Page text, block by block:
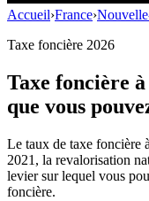
Accueil›France›
Taxe foncière 2026
Taxe foncière à
que vous
Le taux de taxe foncière
2021, la revalorisation
levier sur lequel vous
foncière.